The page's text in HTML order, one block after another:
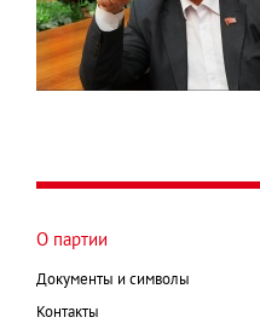
О партии
Документы и символы
Контакты